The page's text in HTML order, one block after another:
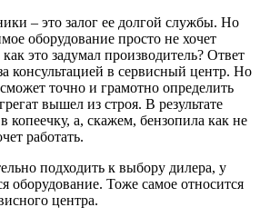
– это залог ее долгой службы. Но
оборудование просто не хочет
это задумал производитель? Ответ
консультацией в сервисный центр. Но
точно и грамотно определить
вышел из строя. В результате
копеечку, а, скажем, бензопила как не
работать.
подходить к выбору дилера, у
оборудование. Тоже самое относится
центра.